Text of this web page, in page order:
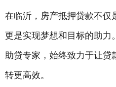
在临沂，房产抵押贷款不仅
更是实现梦想和目标的助力
助贷专家，始终致力于让贷
转更高效。